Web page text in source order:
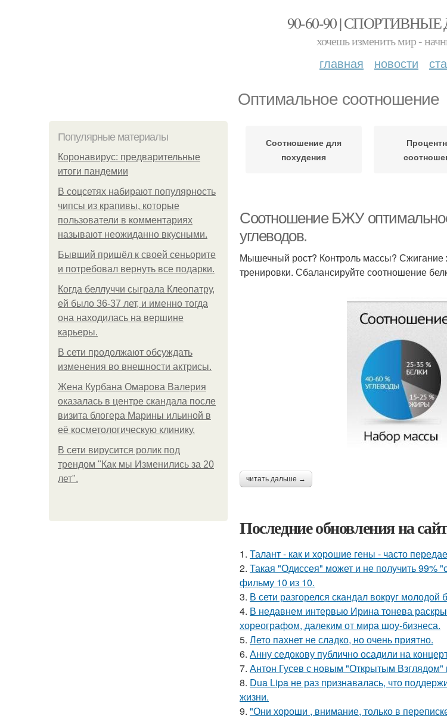
90-60-90 |
хочешь изменить мир -
главная новости
Оптимальное соотношение
Популярные материалы
Коронавирус: предварительные
итоги пандемии
В соцсетях набирают популярность
чипсы из крапивы, которые
пользователи в комментариях
называют неожиданно вкусными.
Бывший пришёл к своей сеньорите
и потребовал вернуть все подарки.
Когда беллуччи сыграла Клеопатру,
ей было 36-37 лет, и именно тогда
она находилась на вершине
карьеры.
В сети продолжают обсуждать
изменения во внешности актрисы.
Жена Курбана Омарова Валерия
оказалась в центре скандала после
визита блогера Марины ильиной в
её косметологическую клинику.
В сети вирусится ролик под
трендом "Как мы Изменились за 20
лет".
Соотношение для
похудения
Соотношение БЖУ
углеводов.
Мышечный рост? Контроль массы? Сжигание
тренировки. Сбалансируйте соотношение
читать дальше →
Последние обновления на
1. Талант - как и хорошие гены - часто
2. Такая "Одиссея" может и не получить 99%
фильму 10 из 10.
3. В сети разгорелся скандал вокруг молодой
4. В недавнем интервью Ирина тонева
хореографом, далеким от мира шоу-бизнеса.
5. Лето пахнет не сладко, но очень приятно.
6. Анну седокову публично осадили на
7. Антон Гусев с новым "Открытым Взглядом"
8. Dua Lipa не раз признавалась, что
жизни.
9. "Они хороши , внимание, только в